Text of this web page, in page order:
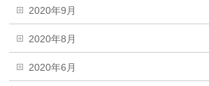
2020年9月
2020年8月
2020年6月